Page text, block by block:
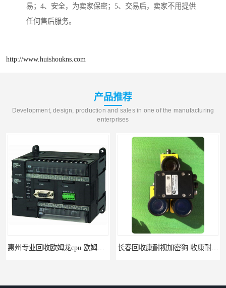
易；4、安全，为卖家保密；5、交易后，卖家不用提供
任何售后服务。
http://www.huishoukns.com
产品推荐
Development, design, production and sales in one of the manufacturing
enterprises
惠州专业回收欧姆龙cpu 欧姆龙cpu回收 当场放款 回收欧姆龙模块 长春回收康耐视加密狗 收康耐视加密狗 支持各种支付方式